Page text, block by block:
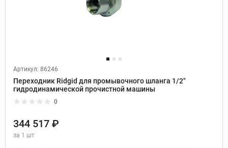
Артикул: 86246
Переходник Ridgid для промывочного шланга 1/2"
гидродинамической прочистной машины
0
344 517 ₽
за 1 шт